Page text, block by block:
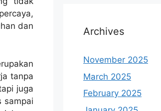
dan
tanpa
juga
sampai
Archives
November 2025
March 2025
February 2025